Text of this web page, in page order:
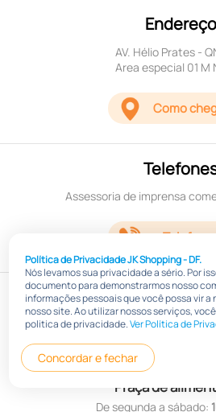
Política de Privacidade JK Shopping - DF.
Nós levamos sua privacidade a sério. Por
documento para demonstrarmos nosso
informações pessoais que você possa vir
nosso site. Ao utilizar nossos serviços,
politica de privacidade.Ver Política de
Concordar e fechar
Endereço
AV. Hélio Prates -
Area especial 01 M
Como
Assessoria de imprensa
Horário
Lojas
De segunda a sábado:
Domingos e feriados:
Praça de
De segunda a sábado: